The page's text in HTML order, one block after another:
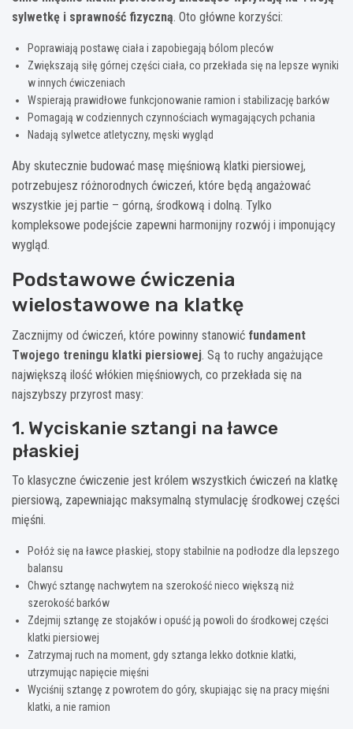
sylwetkę i sprawność fizyczną. Oto główne korzyści:
Poprawiają postawę ciała i zapobiegają bólom pleców
Zwiększają siłę górnej części ciała, co przekłada się na lepsze wyniki
w innych ćwiczeniach
Wspierają prawidłowe funkcjonowanie ramion i stabilizację barków
Pomagają w codziennych czynnościach wymagających pchania
Nadają sylwetce atletyczny, męski wygląd
Aby skutecznie budować masę mięśniową klatki piersiowej,
potrzebujesz różnorodnych ćwiczeń, które będą angażować
wszystkie jej partie – górną, środkową i dolną. Tylko
kompleksowe podejście zapewni harmonijny rozwój i imponujący
wygląd.
Podstawowe ćwiczenia
wielostawowe na klatkę
Zacznijmy od ćwiczeń, które powinny stanowić fundament
Twojego treningu klatki piersiowej. Są to ruchy angażujące
największą ilość włókien mięśniowych, co przekłada się na
najszybszy przyrost masy:
1. Wyciskanie sztangi na ławce
płaskiej
To klasyczne ćwiczenie jest królem wszystkich ćwiczeń na klatkę
piersiową, zapewniając maksymalną stymulację środkowej części
mięśni.
Połóż się na ławce płaskiej, stopy stabilnie na podłodze dla lepszego
balansu
Chwyć sztangę nachwytem na szerokość nieco większą niż
szerokość barków
Zdejmij sztangę ze stojaków i opuść ją powoli do środkowej części
klatki piersiowej
Zatrzymaj ruch na moment, gdy sztanga lekko dotknie klatki,
utrzymując napięcie mięśni
Wyciśnij sztangę z powrotem do góry, skupiając się na pracy mięśni
klatki, a nie ramion